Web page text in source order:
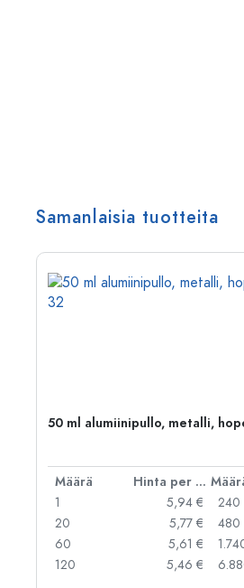
Samanlaisia tuotteita
50 ml alumiinipullo, metalli,
Määrä Hinta per kpl
1
5,94 €
20
5,77 €
60
5,61 €
120
5,46 €
240
480